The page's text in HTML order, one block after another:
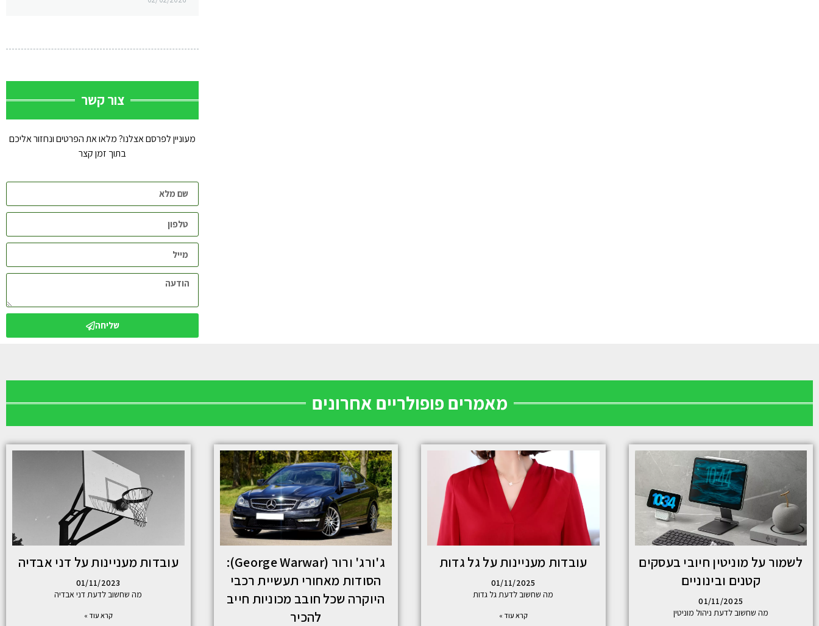
צור קשר
מעוניין לפרסם אצלנו? מלאו את הפרטים ונחזור אליכם
בתוך זמן קצר
שליחה
מאמרים פופולריים אחרונים
לשמור על מוניטין חיובי בעסקים
קטנים ובינוניים
01/11/2025
מה שחשוב לדעת ניהול מוניטין
עובדות מעניינות על גל גדות
01/11/2025
מה שחשוב לדעת גל גדות
קרא עוד »
ג'ורג' ורור (George Warwar):
הסודות מאחורי תעשיית רכבי
היוקרה שכל חובב מכוניות חייב
להכיר
עובדות מעניינות על דני אבדיה
01/11/2023
מה שחשוב לדעת דני אבדיה
קרא עוד »